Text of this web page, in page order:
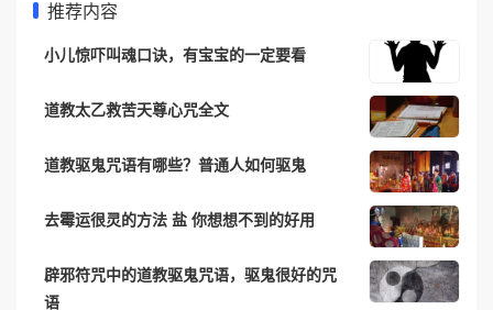
推荐内容
小儿惊吓叫魂口诀，有宝宝的一定要看
道教太乙救苦天尊心咒全文
道教驱鬼咒语有哪些？普通人如何驱鬼
去霉运很灵的方法 盐 你想想不到的好用
辟邪符咒中的道教驱鬼咒语，驱鬼很好的咒
语